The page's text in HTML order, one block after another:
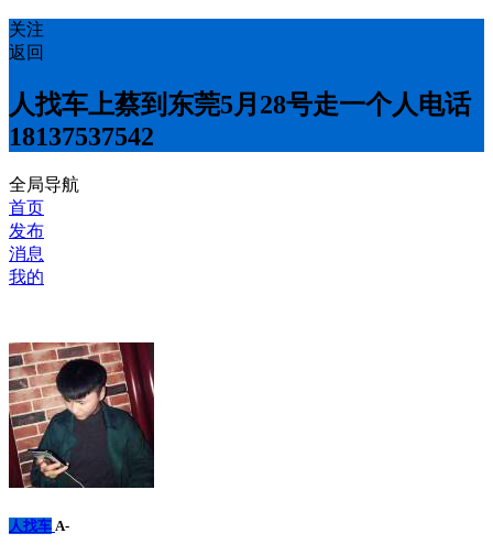
关注
返回
人找车上蔡到东莞5月28号走一个人电话
18137537542
全局导航
首页
发布
消息
我的
人找车 A-